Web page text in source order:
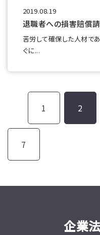
2019.08.19
退職者への損害賠償
苦労して確保した人材で
ぐに...
1 2
7
企業